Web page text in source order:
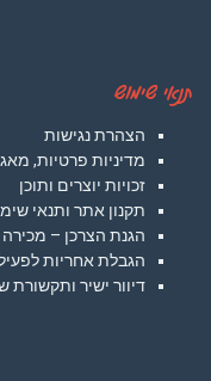
תנאי שימוש
הצהרת נגישות
מדיניות פרטיות,
זכויות יוצרים ותוכן
תקנון אתר ותנאי
הגנת הצרכן – מכירה
הגבלת אחריות
דיוור ישיר ותקשורת